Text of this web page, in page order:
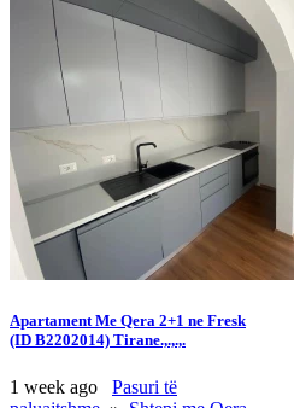
Apartament Me Qera 2+1 ne Fresk
(ID B2202014) Tirane.,.,.,.
1 week ago
Pasuri të